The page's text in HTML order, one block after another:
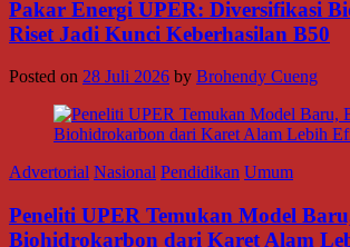
Pakar Energi UPER: Diversifikasi
Riset Jadi Kunci Keberhasilan B50
Posted on 28 Juli 2026 by Brohendy Cueng
Advertorial Nasional Pendidikan Umum
Peneliti UPER Temukan Model
Biohidrokarbon dari Karet Alam